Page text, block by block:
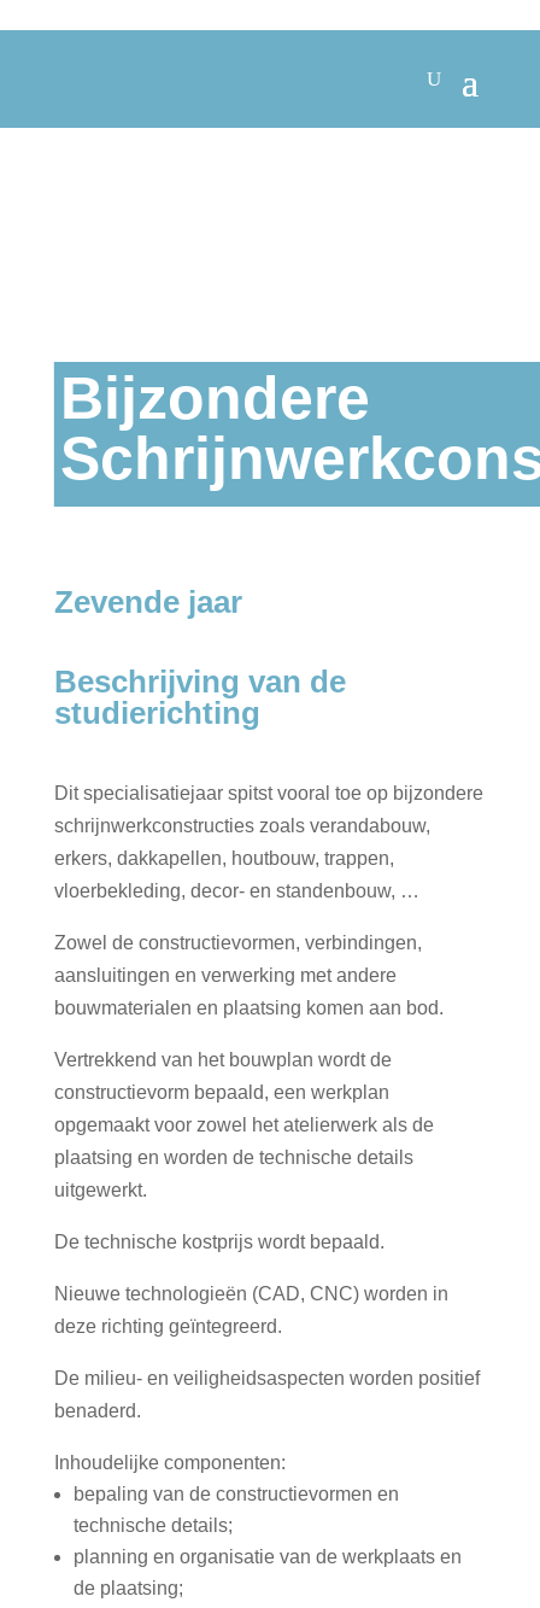
Bijzondere
Zevende jaar
Beschrijving van de
studierichting
Dit specialisatiejaar spitst vooral toe op bijzondere
schrijnwerkconstructies zoals verandabouw,
erkers, dakkapellen, houtbouw, trappen,
vloerbekleding, decor- en standenbouw, …
Zowel de constructievormen, verbindingen,
aansluitingen en verwerking met andere
bouwmaterialen en plaatsing komen aan bod.
Vertrekkend van het bouwplan wordt de
constructievorm bepaald, een werkplan
opgemaakt voor zowel het atelierwerk als de
plaatsing en worden de technische details
uitgewerkt.
De technische kostprijs wordt bepaald.
Nieuwe technologieën (CAD, CNC) worden in
deze richting geïntegreerd.
De milieu- en veiligheidsaspecten worden positief
benaderd.
Inhoudelijke componenten:
bepaling van de constructievormen en
technische details;
planning en organisatie van de werkplaats en
de plaatsing;